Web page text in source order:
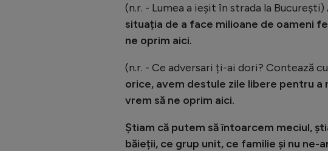
(n.r. - Lumea a ieșit în strada la București)
situația de a face milioane de oameni
ne oprim aici.
(n.r. - Ce adversari ți-ai dori? Contează
orice, avem destule zile libere pentru
vrem să ne oprim aici.
Știam că putem să întoarcem meciul,
băieții, ce grup unit, ce familie și nu